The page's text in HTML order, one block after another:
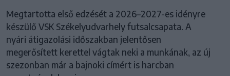
Megtartotta első edzését a 2026–2027-es idényre
készülő VSK Székelyudvarhely futsalcsapata. A
nyári átigazolási időszakban jelentősen
megerősített kerettel vágtak neki a munkának, az új
szezonban már a bajnoki címért is harcban